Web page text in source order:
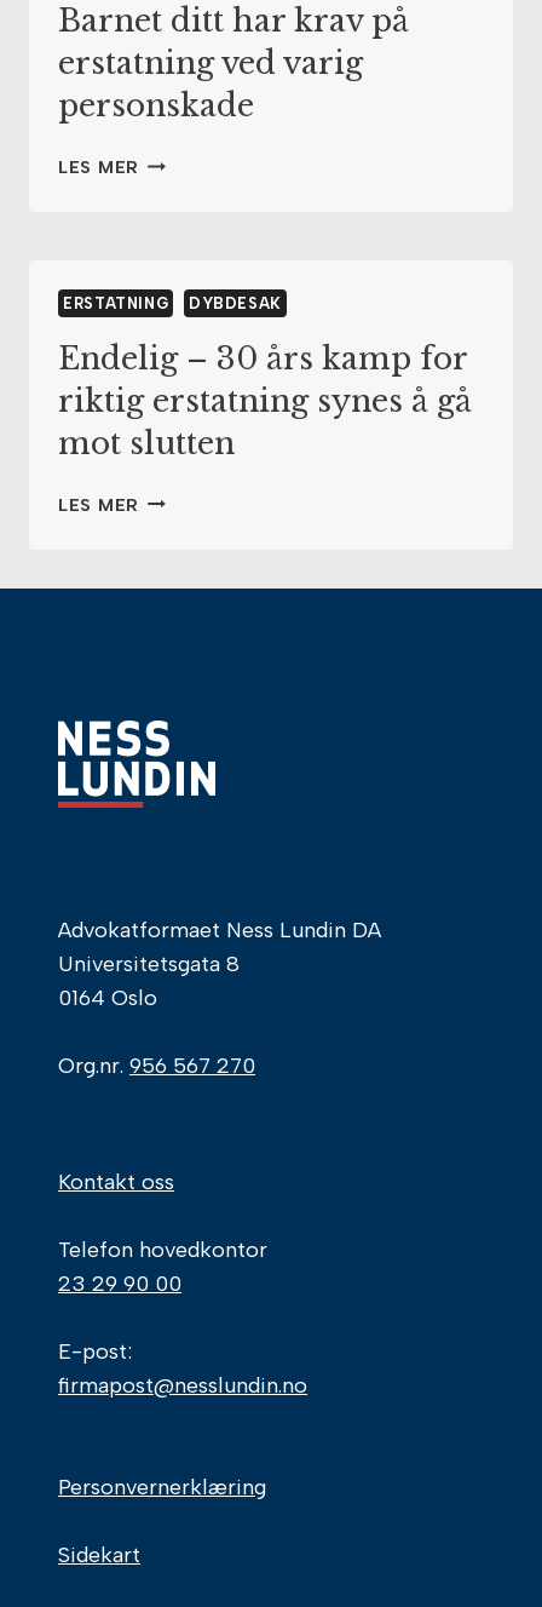
Barnet ditt har krav på
erstatning ved varig
personskade
LES MER BARNET
ERSTATNING
VARIG
PERSONSKADE
ERSTATNING DYBDESAK
Endelig – 30 års kamp for
riktig erstatning synes å gå
mot slutten
LES MER ENDELIG
SYNES
Å
GÅ
MOT
Advokatformaet Ness Lundin DA
Universitetsgata 8
0164 Oslo
Org.nr. 956 567 270
Kontakt oss
Telefon hovedkontor
23 29 90 00
E-post:
firmapost@nesslundin.no
Personvernerklæring
Sidekart